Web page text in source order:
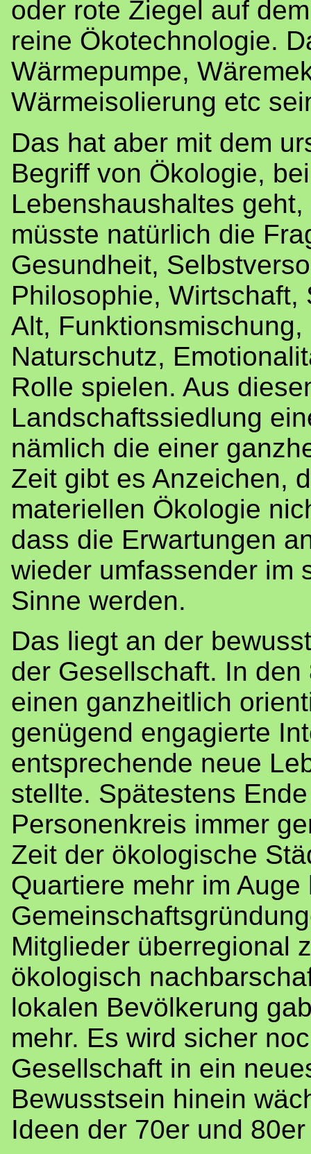
oder rote Ziegel auf
reine Ökotechnologie.
Wärmepumpe,
Wärmeisolierung etc
Das hat aber mit dem
Begriff von Ökologie,
Lebenshaushaltes
müsste natürlich die
Gesundheit,
Philosophie,
Alt,
Naturschutz,
Rolle spielen. Aus
Landschaftssiedlung
nämlich die einer
Zeit gibt es Anzeichen,
materiellen Ökologie
dass die Erwartungen
wieder umfassender im
Sinne werden.
Das liegt an der
der Gesellschaft. In
einen ganzheitlich
genügend engagierte
entsprechende neue
stellte. Spätestens
Personenkreis immer
Zeit der ökologische
Quartiere mehr im
Mitglieder überregional
ökologisch
lokalen Bevölkerung
mehr. Es wird sicher
Gesellschaft in ein
Bewusstsein hinein
Ideen der 70er und